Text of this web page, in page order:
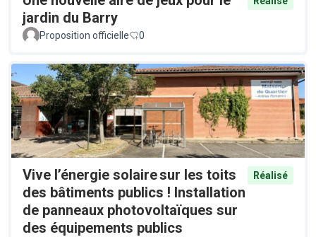
jardin du Barry
Proposition officielle 0
Vive l’énergie solaire sur les toits
des bâtiments publics ! Installation
de panneaux photovoltaïques sur
des équipements publics
Réalisé